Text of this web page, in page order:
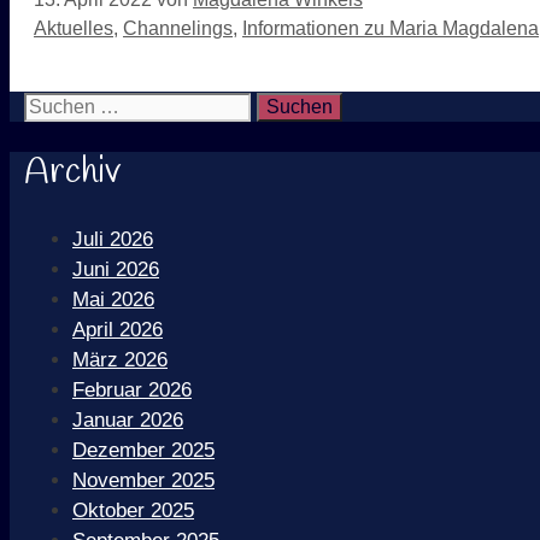
Kategorien
Aktuelles, Channelings, Informationen zu Maria Magdalena
Suchen nach:
Archiv
Juli 2026
Juni 2026
Mai 2026
April 2026
März 2026
Februar 2026
Januar 2026
Dezember 2025
November 2025
Oktober 2025